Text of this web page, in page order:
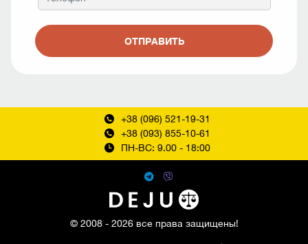
ОТПРАВИТЬ
+38 (096) 521-19-31
+38 (093) 855-10-61
ПН-ВС: 9.00 - 18:00
© 2008 - 2026 все права защищены!